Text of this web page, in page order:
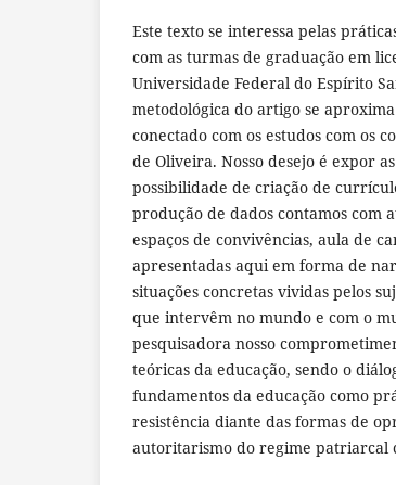
Este texto se interessa pelas
com as turmas de graduação em
Universidade Federal do Espírito
metodológica do artigo se
conectado com os estudos com os
de Oliveira. Nosso desejo é expor
possibilidade de criação de
produção de dados contamos com
espaços de convivências, aula de
apresentadas aqui em forma de
situações concretas vividas pelos
que intervêm no mundo e com o
pesquisadora nosso
teóricas da educação, sendo o
fundamentos da educação como
resistência diante das formas de
autoritarismo do regime patriarcal